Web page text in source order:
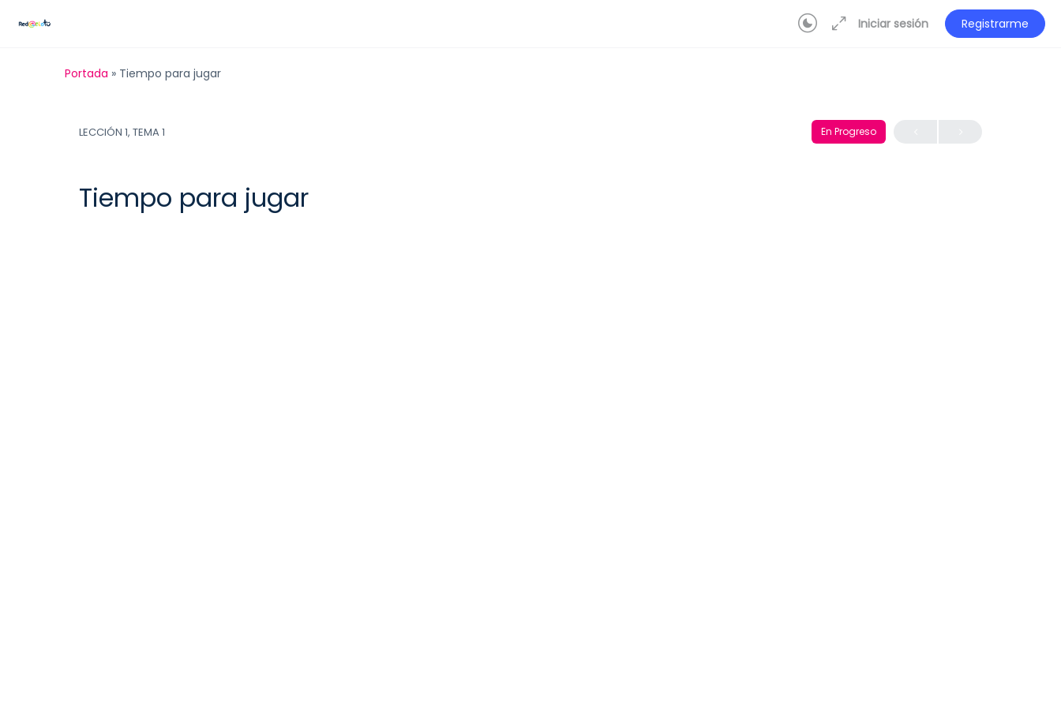
Iniciar sesión Registrarme
Portada » Tiempo para jugar
LECCIÓN 1, TEMA 1 En Progreso
Tiempo para jugar